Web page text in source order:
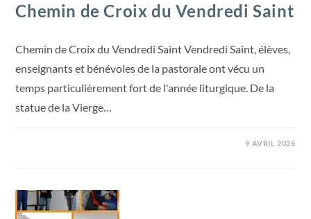
Chemin de Croix du Vendredi Saint
Chemin de Croix du Vendredi Saint Vendredi Saint, élèves,
enseignants et bénévoles de la pastorale ont vécu un
temps particulièrement fort de l'année liturgique. De la
statue de la Vierge…
9 AVRIL 2026